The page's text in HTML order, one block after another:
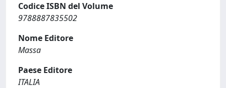
Codice ISBN del Volume
9788887835502
Nome Editore
Massa
Paese Editore
ITALIA